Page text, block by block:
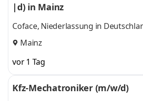
|d) in Mainz
Coface, Niederlassung in
Mainz
vor 1 Tag
Kfz-Mechatroniker (m/w/d)